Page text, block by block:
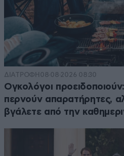
ΔΙΑΤΡΟΦΗ 08·08·2026 08:30
Ογκολόγοι
περνούν απαρατήρητες,
βγάλετε από την